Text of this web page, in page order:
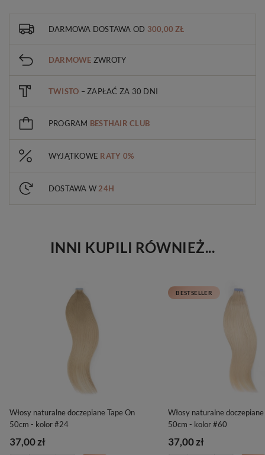
DARMOWA DOSTAWA OD 300,00 ZŁ
DARMOWE ZWROTY
TWISTO – ZAPŁAĆ ZA 30 DNI
PROGRAM BESTHAIR CLUB
WYJĄTKOWE RATY 0%
DOSTAWA W 24H
INNI KUPILI RÓWNIEŻ...
Włosy naturalne doczepiane Tape On
50cm - kolor #24
37,00 zł
BESTSELLER
Włosy naturalne doczepiane
50cm - kolor #60
37,00 zł